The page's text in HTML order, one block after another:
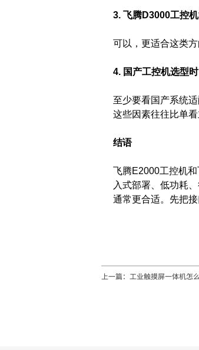
3. 飞腾D3000工控
可以，更适合这类
4. 国产工控机选型
至少要看国产系统
这些因素往往比单看
结语
飞腾E2000工控机
入式部署、低功耗
通常更合适。先把
上一篇：工业触摸屏一体机怎